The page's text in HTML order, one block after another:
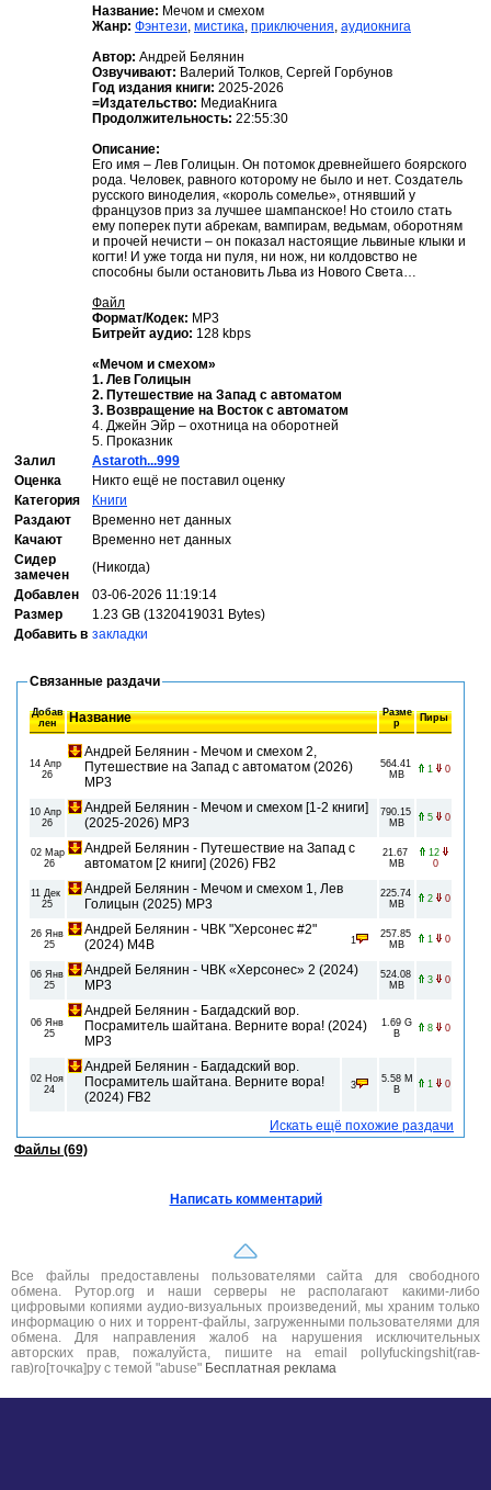
Название: Мечом и смехом
Жанр: Фэнтези, мистика, приключения, аудиокнига
Автор: Андрей Белянин
Озвучивают: Валерий Толков, Сергей Горбунов
Год издания книги: 2025-2026
=Издательство: МедиаКнига
Продолжительность: 22:55:30
Описание:
Его имя – Лев Голицын. Он потомок древнейшего боярского
рода. Человек, равного которому не было и нет. Создатель
русского виноделия, «король сомелье», отнявший у
французов приз за лучшее шампанское! Но стоило стать
ему поперек пути абрекам, вампирам, ведьмам, оборотням
и прочей нечисти – он показал настоящие львиные клыки и
когти! И уже тогда ни пуля, ни нож, ни колдовство не
способны были остановить Льва из Нового Света…
Файл
Формат/Кодек: МР3
Битрейт аудио: 128 kbps
«Мечом и смехом»
1. Лев Голицын
2. Путешествие на Запад с автоматом
3. Возвращение на Восток с автоматом
4. Джейн Эйр – охотница на оборотней
5. Проказник
Залил
Astaroth...999
Оценка
Никто ещё не поставил оценку
Категория
Книги
Раздают
Временно нет данных
Качают
Временно нет данных
Сидер
замечен
(Никогда)
Добавлен
03-06-2026 11:19:14
Размер
1.23 GB (1320419031 Bytes)
Добавить в закладки
Связанные раздачи
Добав
лен
Название
Разме
р
Пиры
14 Апр
26
Андрей Белянин - Мечом и смехом 2,
Путешествие на Запад с автоматом (2026)
МР3
564.41
MB
1 0
10 Апр
26
Андрей Белянин - Мечом и смехом [1-2 книги]
(2025-2026) МР3
790.15
MB
5 0
02 Мар
26
Андрей Белянин - Путешествие на Запад с
автоматом [2 книги] (2026) FB2
21.67
MB
12
0
11 Дек
25
Андрей Белянин - Мечом и смехом 1, Лев
Голицын (2025) МР3
225.74
MB
2 0
26 Янв
25
Андрей Белянин - ЧВК "Херсонес #2"
(2024) М4B
1
257.85
MB
1 0
06 Янв
25
Андрей Белянин - ЧВК «Xeрсонеc» 2 (2024)
МР3
524.08
MB
3 0
06 Янв
25
Андрей Белянин - Багдадский вор.
Посрамитель шайтана. Верните вора! (2024)
МР3
1.69 G
B
8 0
02 Ноя
24
Андрей Белянин - Багдадский вор.
Посрамитель шайтана. Верните вора!
(2024) FB2
3
5.58 M
B
1 0
Искать ещё похожие раздачи
Файлы (69)
Написать комментарий
Все файлы предоставлены пользователями сайта для свободного
обмена. Рутор.org и наши серверы не располагают какими-либо
цифровыми копиями аудио-визуальных произведений, мы храним только
информацию о них и торрент-файлы, загруженными пользователями для
обмена. Для направления жалоб на нарушения исключительных
авторских прав, пожалуйста, пишите на email pollyfuckingshit(гав-
гав)ro[точка]ру с темой "abuse" Бесплатная реклама